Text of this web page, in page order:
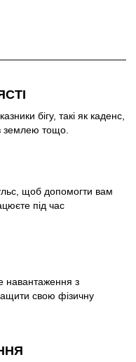
бігу, такі як каденс,
землею тощо.
щоб допомогти вам
під час
навантаження з
свою фізичну